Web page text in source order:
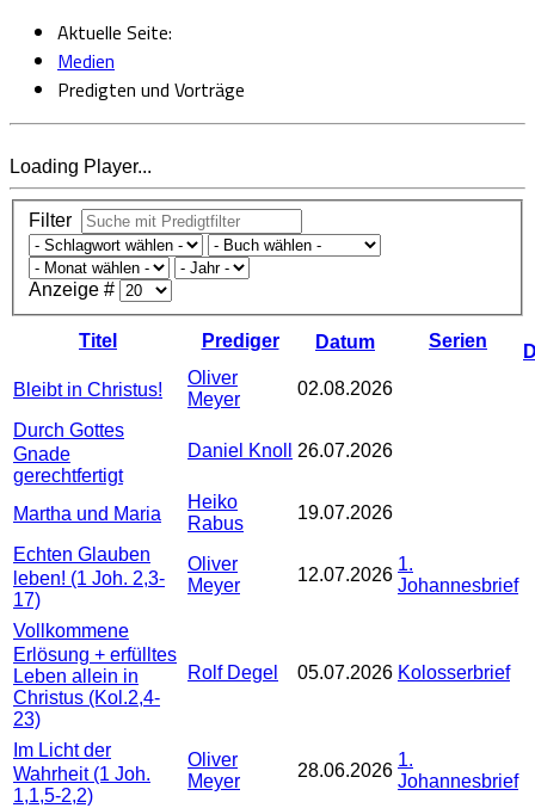
Aktuelle Seite:
Medien
Predigten und Vorträge
Loading Player...
Filter
Anzeige #
Titel Prediger Datum Serien
Bleibt in Christus!
Oliver
Meyer
02.08.2026
Durch Gottes
Gnade
gerechtfertigt
Daniel Knoll 26.07.2026
Martha und Maria
Heiko
Rabus
19.07.2026
Echten Glauben
leben! (1 Joh. 2,3-
17)
Oliver
Meyer
12.07.2026
1.
Johannesbrief
Vollkommene
Erlösung + erfülltes
Leben allein in
Christus (Kol.2,4-
23)
Rolf Degel 05.07.2026 Kolosserbrief
Im Licht der
Wahrheit (1 Joh.
1,1,5-2,2)
Oliver
Meyer
28.06.2026
1.
Johannesbrief